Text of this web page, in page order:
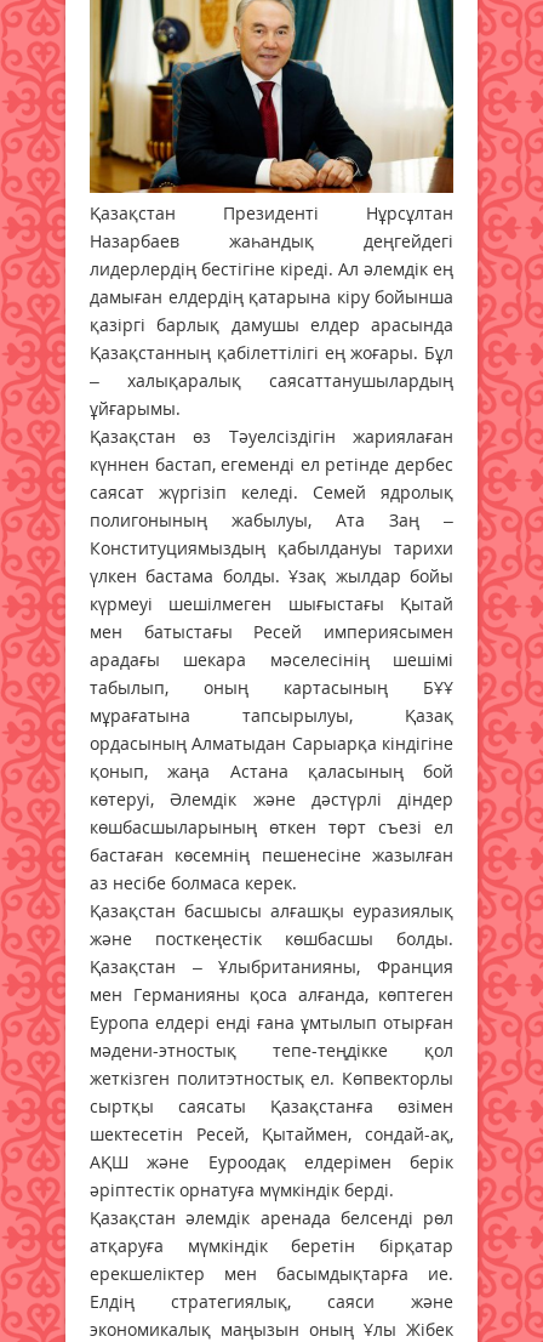
Қазақстан Президенті Нұрсұлтан
Назарбаев жаһандық деңгейдегі
лидерлердің бестігіне кіреді. Ал әлемдік ең
дамыған елдердің қатарына кіру бойынша
қазіргі барлық дамушы елдер арасында
Қазақстанның қабілеттілігі ең жоғары. Бұл
– халықаралық саясаттанушылардың
ұйғарымы.
Қазақстан өз Тәуелсіздігін жариялаған
күннен бастап, егеменді ел ретінде дербес
саясат жүргізіп келеді. Семей ядролық
полигонының жабылуы, Ата Заң –
Конституциямыздың қабылдануы тарихи
үлкен бастама болды. Ұзақ жылдар бойы
күрмеуі шешілмеген шығыстағы Қытай
мен батыстағы Ресей империясымен
арадағы шекара мәселесінің шешімі
табылып, оның картасының БҰҰ
мұрағатына тапсырылуы, Қазақ
ордасының Алматыдан Сарыарқа кіндігіне
қонып, жаңа Астана қаласының бой
көтеруі, Әлемдік және дәстүрлі діндер
көшбасшыларының өткен төрт съезі ел
бастаған көсемнің пешенесіне жазылған
аз несібе болмаса керек.
Қазақстан басшысы алғашқы еуразиялық
және посткеңестік көшбасшы болды.
Қазақстан – Ұлыбританияны, Франция
мен Германияны қоса алғанда, көптеген
Еуропа елдері енді ғана ұмтылып отырған
мәдени-этностық тепе-теңдікке қол
жеткізген политэтностық ел. Көпвекторлы
сыртқы саясаты Қазақстанға өзімен
шектесетін Ресей, Қытаймен, сондай-ақ,
АҚШ және Еуроодақ елдерімен берік
әріптестік орнатуға мүмкіндік берді.
Қазақстан әлемдік аренада белсенді рөл
атқаруға мүмкіндік беретін бірқатар
ерекшеліктер мен басымдықтарға ие.
Елдің стратегиялық, саяси және
экономикалық маңызын оның Ұлы Жібек